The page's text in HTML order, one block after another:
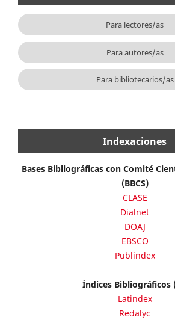
Para lectores/as
Para autores/as
Para bibliotecarios/as
Indexaciones
Bases Bibliográficas con Comité
(BBCS)
CLASE
Dialnet
DOAJ
EBSCO
Publindex
Índices Bibliográficos
Latindex
Redalyc